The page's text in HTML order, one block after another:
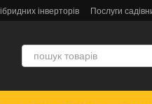
інверторів Послуги